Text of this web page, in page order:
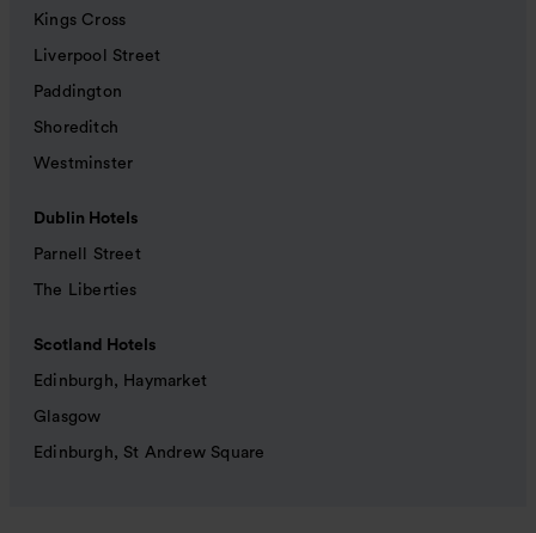
Kings Cross
Liverpool Street
Paddington
Shoreditch
Westminster
Dublin Hotels
Parnell Street
The Liberties
Scotland Hotels
Edinburgh, Haymarket
Glasgow
Edinburgh, St Andrew Square